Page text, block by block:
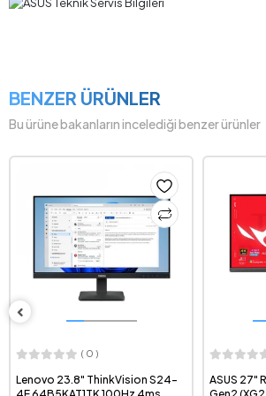
BENZER ÜRÜNLER
Bu ürüne bakanların incelediği benzer ürünler
( 0 )
Lenovo 23.8" ThinkVision S24-
ASUS 27"